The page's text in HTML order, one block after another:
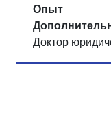
Опыт
Доктор